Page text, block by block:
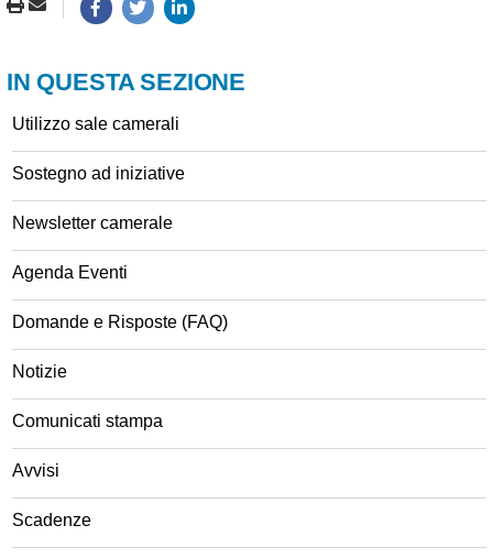
IN QUESTA SEZIONE
Utilizzo sale camerali
Sostegno ad iniziative
Newsletter camerale
Agenda Eventi
Domande e Risposte (FAQ)
Notizie
Comunicati stampa
Avvisi
Scadenze